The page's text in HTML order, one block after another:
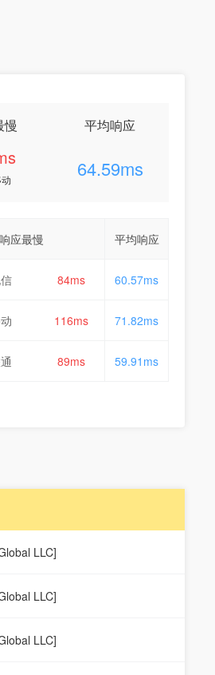
慢 平均响应
64.59ms
响应最慢 平均响应
84ms 60.57ms
116ms 71.82ms
89ms 59.91ms
LLC]
LLC]
LLC]